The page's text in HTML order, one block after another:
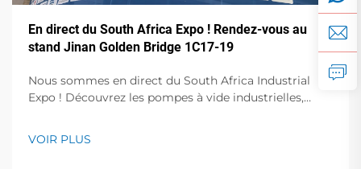
En direct du South Africa Expo ! Rendez-vous au
stand Jinan Golden Bridge 1C17-19
Nous sommes en direct du South Africa Industrial
Expo ! Découvrez les pompes à vide industrielles,
démonstrations en direct et des conférences avec des
VOIR PLUS